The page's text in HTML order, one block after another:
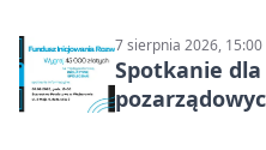
7 sierpnia 2026, 15:00
Spotkanie